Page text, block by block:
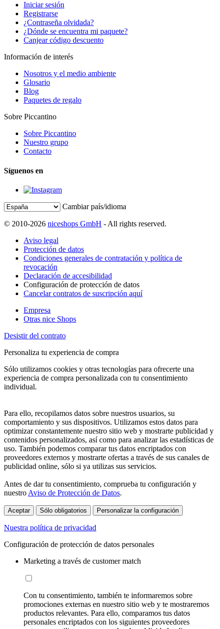
Iniciar sesión
Registrarse
¿Contraseña olvidada?
¿Dónde se encuentra mi paquete?
Canjear código descuento
Información de interés
Nosotros y el medio ambiente
Glosario
Blog
Paquetes de regalo
Sobre Piccantino
Sobre Piccantino
Nuestro grupo
Contacto
Síguenos en
Cambiar país/idioma
© 2010-2026 niceshops GmbH - All rights reserved.
Aviso legal
Protección de datos
Condiciones generales de contratación y política de
revocación
Declaración de accesibilidad
Configuración de protección de datos
Cancelar contratos de suscripción aquí
Empresa
Otras nice Shops
Desistir del contrato
Personaliza tu experiencia de compra
Sólo utilizamos cookies y otras tecnologías para ofrecerte una
experiencia de compra personalizada con tu consentimiento
individual.
Para ello, recopilamos datos sobre nuestros usuarios, su
comportamiento y sus dispositivos. Utilizamos estos datos para
optimizar constantemente nuestro sitio web y mostrarte publicidad y
contenidos personalizados, así como para analizar las estadísticas de
uso. También podemos comparar tus datos encriptados con
proveedores externos y mostrarte ofertas a través de sus canales de
publicidad online, sólo si ya utilizas sus servicios.
Antes de dar tu consentimiento, comprueba tu configuración y
nuestro Aviso de Protección de Datos.
Aceptar Sólo obligatorios Personalizar la configuración
Nuestra política de privacidad
Configuración de protección de datos personales
Marketing a través de customer match
Con tu consentimiento, también te informaremos sobre
promociones externas en nuestro sitio web y te mostraremos
productos relevantes. Para ello, comparamos tus datos
personales encriptados con los siguientes proveedores